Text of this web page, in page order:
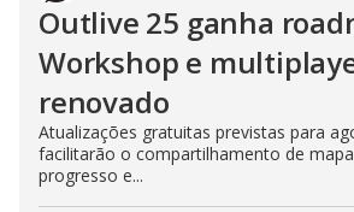
Outlive 25 ganha
Workshop e
renovado
Atualizações gratuitas previstas para
facilitarão o compartilhamento de
progresso e...